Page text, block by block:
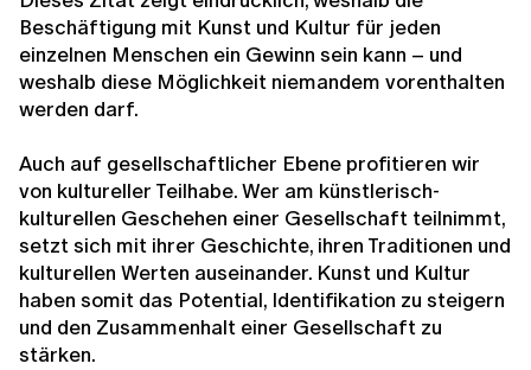
Beschäftigung mit Kunst und Kultur für jeden
einzelnen Menschen ein Gewinn sein kann – und
weshalb diese Möglichkeit niemandem vorenthalten
werden darf.
Auch auf gesellschaftlicher Ebene profitieren wir
von kultureller Teilhabe. Wer am künstlerisch-
kulturellen Geschehen einer Gesellschaft teilnimmt,
setzt sich mit ihrer Geschichte, ihren Traditionen und
kulturellen Werten auseinander. Kunst und Kultur
haben somit das Potential, Identifikation zu steigern
und den Zusammenhalt einer Gesellschaft zu
stärken.